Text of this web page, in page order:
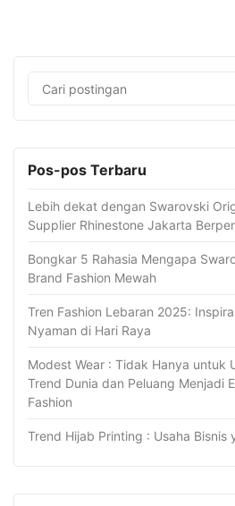
Pos-pos Terbaru
Lebih dekat dengan Swarovski
Supplier Rhinestone Jakarta
Bongkar 5 Rahasia Mengapa
Brand Fashion Mewah
Tren Fashion Lebaran 2025:
Nyaman di Hari Raya
Modest Wear : Tidak Hanya untuk
Trend Dunia dan Peluang Menjadi
Fashion
Trend Hijab Printing : Usaha Bisnis